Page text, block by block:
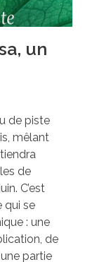
un
de piste
mêlant
de
C’est
qui se
: une
de
partie